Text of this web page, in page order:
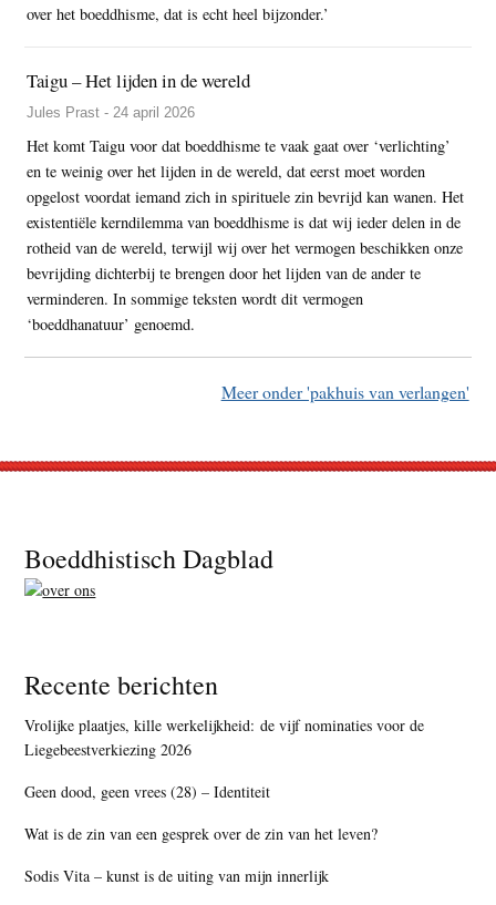
over het boeddhisme, dat is echt heel bijzonder.’
Taigu – Het lijden in de wereld
Jules Prast - 24 april 2026
Het komt Taigu voor dat boeddhisme te vaak gaat over ‘verlichting’
en te weinig over het lijden in de wereld, dat eerst moet worden
opgelost voordat iemand zich in spirituele zin bevrijd kan wanen. Het
existentiële kerndilemma van boeddhisme is dat wij ieder delen in de
rotheid van de wereld, terwijl wij over het vermogen beschikken onze
bevrijding dichterbij te brengen door het lijden van de ander te
verminderen. In sommige teksten wordt dit vermogen
‘boeddhanatuur’ genoemd.
Meer onder 'pakhuis van verlangen'
Footer
Boeddhistisch Dagblad
Recente berichten
Vrolijke plaatjes, kille werkelijkheid: de vijf nominaties voor de
Liegebeestverkiezing 2026
Geen dood, geen vrees (28) – Identiteit
Wat is de zin van een gesprek over de zin van het leven?
Sodis Vita – kunst is de uiting van mijn innerlijk